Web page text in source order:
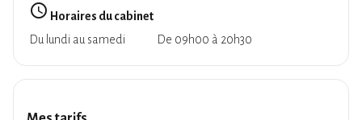
query_builder Horaires du cabinet
Du lundi au samedi
De 09h00 à 20h30